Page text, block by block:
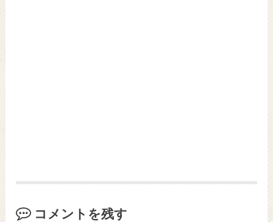
コメントを残す